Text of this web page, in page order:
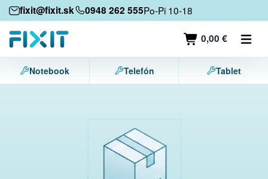
fixit@fixit.sk 0948 262 555Po-Pi 10-18
0,00 €
Mobile devices
Mobile phones
Tablets
Game consoles
Notebook Telefón Tablet